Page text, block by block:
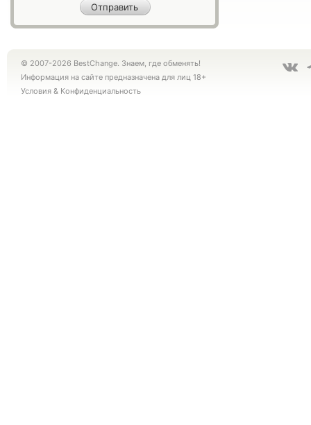
© 2007-2026 BestChange. Знаем, где обменять!
Информация на сайте предназначена для лиц 18+
Условия & Конфиденциальность